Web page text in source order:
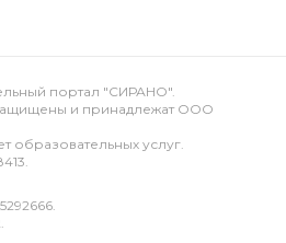
портал "СИРАНО".
и принадлежат ООО
образовательных услуг.